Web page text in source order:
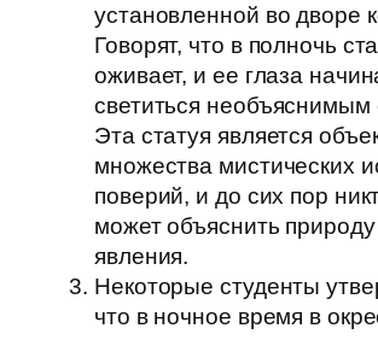
установленной во дворе
Говорят, что в полночь
оживает, и ее глаза
светиться необъяснимым
Эта статуя является
множества мистических
поверий, и до сих пор
может объяснить природу
явления.
Некоторые студенты
что в ночное время в